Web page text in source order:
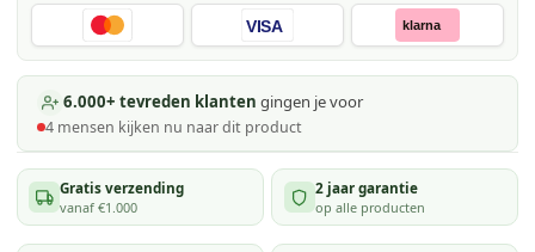
VISA klarna
6.000+ tevreden klanten gingen je voor
4 mensen kijken nu naar dit product
Gratis verzending
vanaf €1.000
2 jaar garantie
op alle producten